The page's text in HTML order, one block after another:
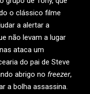
o clássico filme
a alertar a
não levam a lugar
ataca um
do pai de Steve
abrigo no freezer,
a bolha assassina.